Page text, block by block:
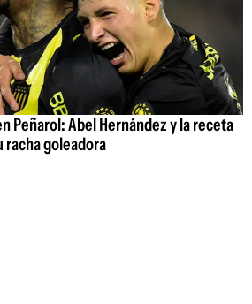
Peñarol: Abel Hernández y la receta
racha goleadora